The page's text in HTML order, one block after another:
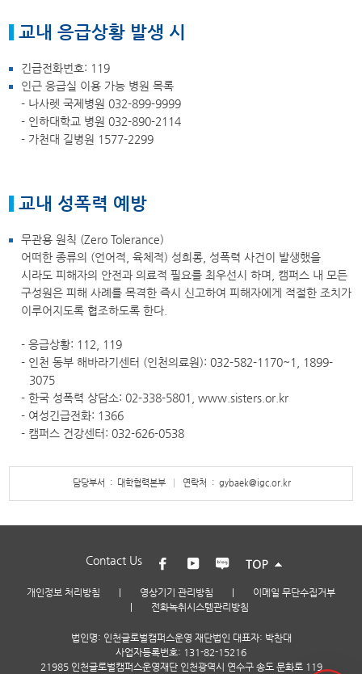
교내 응급상황 발생 시
긴급전화번호: 119
인근 응급실 이용 가능 병원 목록
- 나사렛 국제병원032-899-9999
- 인하대학교 병원032-890-2114
- 가천대 길병원 1577-2299
교내 성폭력 예방
무관용 원칙 (Zero Tolerance)
어떠한 종류의 (언어적, 육체적) 성희롱, 성폭력 사건이 발생했을
시라도 피해자의 안전과 의료적 필요를 최우선시 하며, 캠퍼스 내 모든
구성원은 피해 사례를 목격한 즉시 신고하여 피해자에게 적절한 조치가
이루어지도록 협조하도록 한다.
- 응급상황: 112
119
- 인천 동부 해바라기센터 (인천의료원):032-582-1170~1
1899-
3075
- 한국 성폭력 상담소:02-338-5801 ,www.sisters.or.kr
- 여성긴급전화: 1366
- 캠퍼스 건강센터:032-626-0538
담당부서 : 대학협력본부 연락처 : gybaek@igc.or.kr
개인정보 처리방침 | 영상기기 관리방침 |
이메일 무단수집거부
|
전화녹취시스템관리방침
법인명: 인천글로벌캠퍼스운영 재단법인 대표자: 박찬대
사업자등록번호: 131-82-15216
21985 인천글로벌캠퍼스운영재단 인천광역시 연수구 송도 문화로 119
Contact Us